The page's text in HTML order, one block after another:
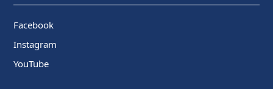
Facebook
Instagram
YouTube